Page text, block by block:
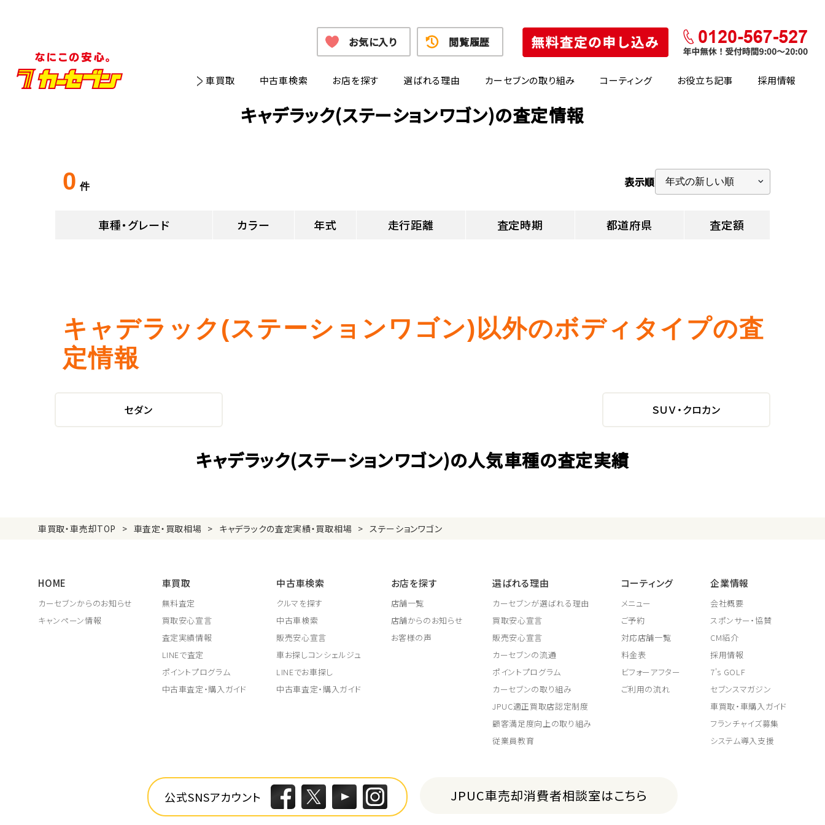
車買取 中古車検索 お店を探す 選ばれる理由 カーセブンの取り組み コーティング お役立ち記事 採用情報
お気に入り 閲覧履歴
キャデラック(ステーションワゴン)の査定情報
0 件 表示順
車種・グレード カラー 年式 走行距離 査定時期 都道府県 査定額
キャデラック(ステーションワゴン)以外のボディタイプの査
定情報
セダン ＳＵＶ・クロカン
キャデラック(ステーションワゴン)の人気車種の査定実績
車買取・車売却TOP 車査定・買取相場 キャデラックの査定実績・買取相場 ステーションワゴン
HOME
カーセブンからのお知らせ
キャンペーン情報
車買取
無料査定
買取安心宣言
査定実績情報
LINEで査定
ポイントプログラム
中古車査定・購入ガイド
中古車検索
クルマを探す
中古車検索
販売安心宣言
車お探しコンシェルジュ
LINEでお車探し
中古車査定・購入ガイド
お店を探す
店舗一覧
店舗からのお知らせ
お客様の声
選ばれる理由
カーセブンが選ばれる理由
買取安心宣言
販売安心宣言
カーセブンの流通
ポイントプログラム
カーセブンの取り組み
JPUC適正買取店認定制度
顧客満足度向上の取り組み
従業員教育
コーティング
メニュー
ご予約
対応店舗一覧
料金表
ビフォーアフター
ご利用の流れ
企業情報
会社概要
スポンサー・協賛
CM紹介
採用情報
7's GOLF
セブンスマガジン
車買取・車購入ガイド
フランチャイズ募集
システム導入支援
公式SNSアカウント JPUC車売却消費者相談室はこちら